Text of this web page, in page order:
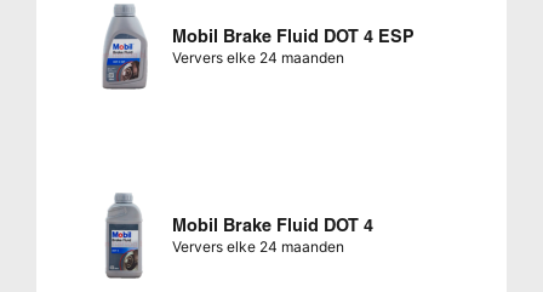
Mobil Brake Fluid DOT 4 ESP
Ververs elke 24 maanden
Mobil Brake Fluid DOT 4
Ververs elke 24 maanden